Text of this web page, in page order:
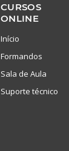
CURSOS
ONLINE
Início
Formandos
Sala de Aula
Suporte técnico